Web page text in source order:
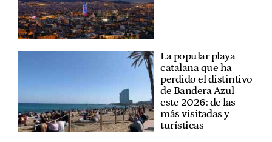
La popular playa
catalana que ha
perdido el distintivo
de Bandera Azul
este 2026: de las
más visitadas y
turísticas